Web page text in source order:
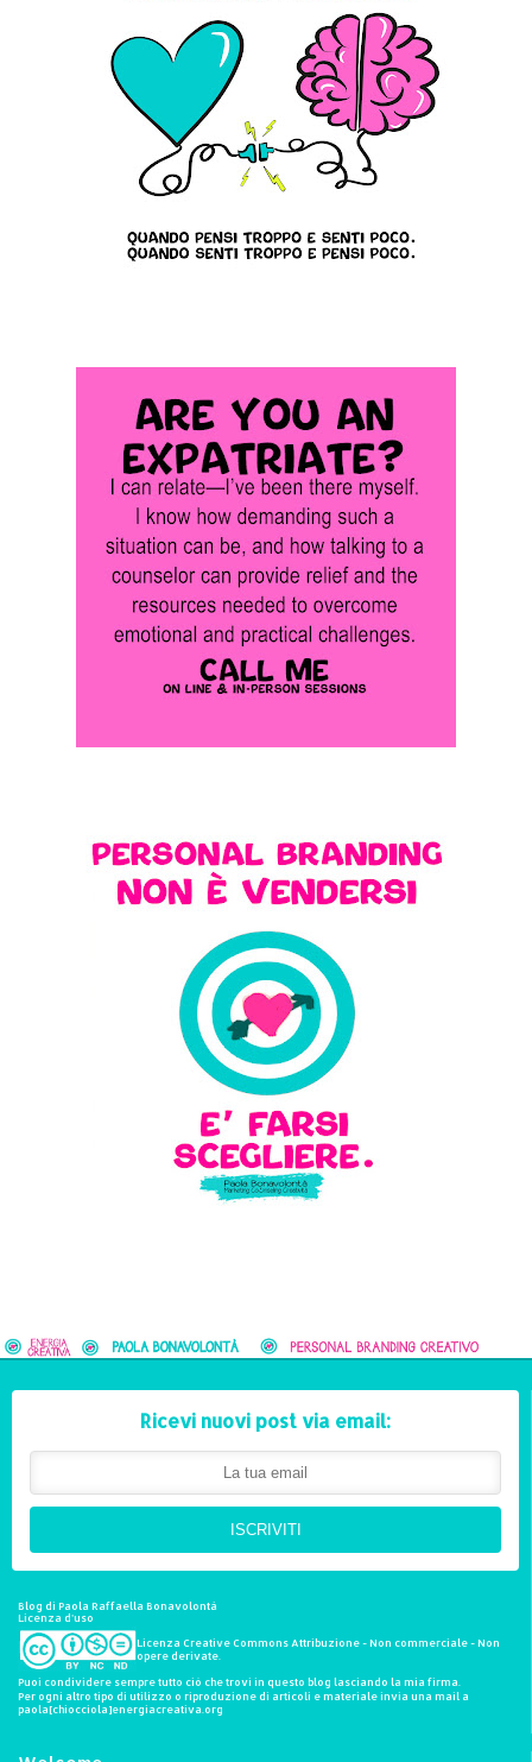
Ricevi nuovi post via email:
ISCRIVITI
Blog di Paola Raffaella Bonavolontà
Licenza d'uso
Licenza Creative Commons Attribuzione - Non commerciale - Non
opere derivate.
Puoi condividere sempre tutto ciò che trovi in questo blog lasciando la mia firma.
Per ogni altro tipo di utilizzo o riproduzione di articoli e materiale invia una mail a
paola[chiocciola]energiacreativa.org